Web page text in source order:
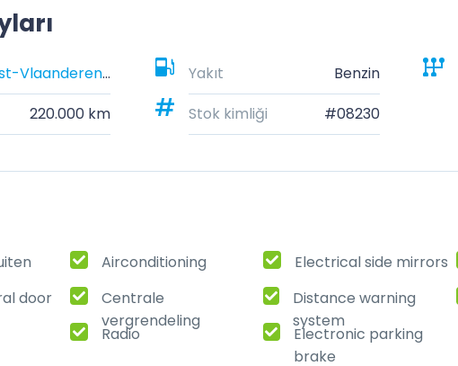
Oost-Vlaanderen, België Yakıt Benzin
220.000 km Stok kimliği #08230
Airconditioning Electrical side mirrors
door
Centrale
vergrendeling
Distance warning
system
Radio
Electronic parking
brake